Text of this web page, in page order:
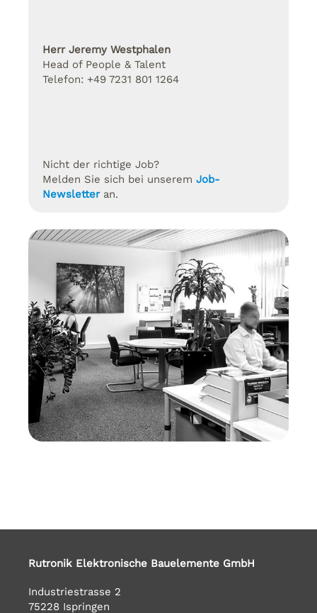
Herr Jeremy Westphalen
Head of People & Talent
Telefon: +49 7231 801 1264
Nicht der richtige Job?
Melden Sie sich bei unserem Job-
Newsletteran.
Rutronik Elektronische Bauelemente GmbH
Industriestrasse 2
75228 Ispringen